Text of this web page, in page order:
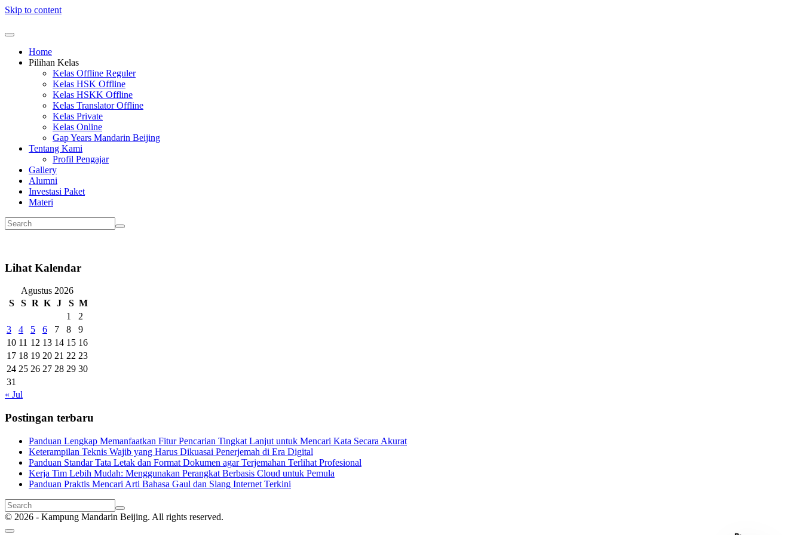
Skip to content
Home
Pilihan Kelas
Kelas Offline Reguler
Kelas HSK Offline
Kelas HSKK Offline
Kelas Translator Offline
Kelas Private
Kelas Online
Gap Years Mandarin Beijing
Tentang Kami
Profil Pengajar
Gallery
Alumni
Investasi Paket
Materi
Lihat Kalendar
Agustus 2026
S
S R K J S M
1
2
3
4 5 6 7 8
9
10 11 12 13 14 15 16
17 18 19 20 21 22 23
24 25 26 27 28 29 30
31
« Jul
Postingan terbaru
Panduan Lengkap Memanfaatkan Fitur Pencarian Tingkat Lanjut untuk Mencari Kata Secara Akurat
Keterampilan Teknis Wajib yang Harus Dikuasai Penerjemah di Era Digital
Panduan Standar Tata Letak dan Format Dokumen agar Terjemahan Terlihat Profesional
Kerja Tim Lebih Mudah: Menggunakan Perangkat Berbasis Cloud untuk Pemula
Panduan Praktis Mencari Arti Bahasa Gaul dan Slang Internet Terkini
© 2026 - Kampung Mandarin Beijing. All rights reserved.